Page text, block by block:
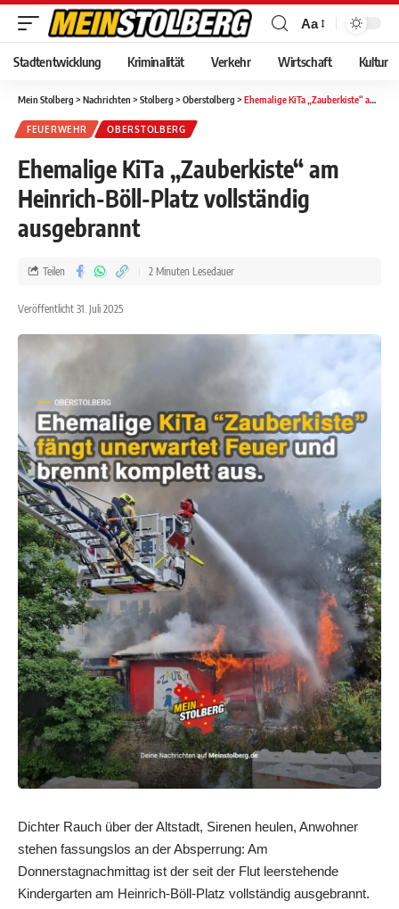
Aa
Stadtentwicklung Kriminalität Verkehr Wirtschaft Kultur
Mein Stolberg > Nachrichten > Stolberg > Oberstolberg > Ehemalige KiTa „Zauberkiste“ am Heinrich-Böll-Platz vollständig ausgebrannt
FEUERWEHR OBERSTOLBERG
Ehemalige KiTa „Zauberkiste“ am
Heinrich-Böll-Platz vollständig
ausgebrannt
Veröffentlicht 31. Juli 2025
Teilen 2 Minuten Lesedauer
Dichter Rauch über der Altstadt, Sirenen heulen, Anwohner
stehen fassungslos an der Absperrung: Am
Donnerstagnachmittag ist der seit der Flut leerstehende
Kindergarten am Heinrich-Böll-Platz vollständig ausgebrannt.